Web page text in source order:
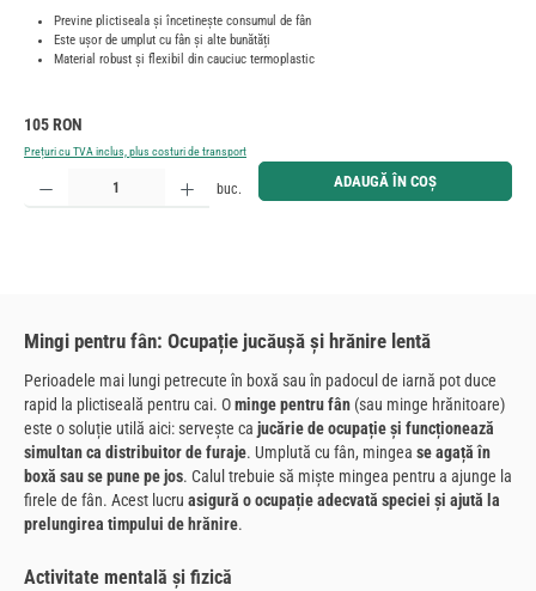
Previne plictiseala și încetinește consumul de fân
Este ușor de umplut cu fân și alte bunătăți
Material robust și flexibil din cauciuc termoplastic
Preț obișnuit:
105 RON
Prețuri cu TVA inclus, plus costuri de transport
Cantitate produs: Introduceți cantitatea dorită sau utilizați butoanele pentru a mări sau micșora
buc. ADAUGĂ ÎN COȘ
Mingi pentru fân: Ocupație jucăușă și hrănire lentă
Perioadele mai lungi petrecute în boxă sau în padocul de iarnă pot duce
rapid la plictiseală pentru cai. Ominge pentru fân (sau minge hrănitoare)
este o soluție utilă aici: servește ca jucărie de ocupație și funcționează
simultan ca distribuitor de furaje. Umplută cu fân, mingea se agață în
boxă sau se pune pe jos. Calul trebuie să miște mingea pentru a ajunge la
firele de fân. Acest lucru asigură o ocupație adecvată speciei și ajută la
prelungirea timpului de hrănire.
Activitate mentală și fizică